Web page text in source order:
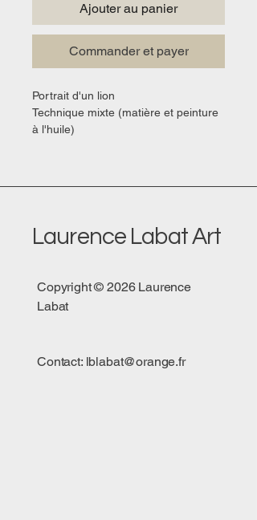
Ajouter au panier
Commander et payer
Portrait d'un lion
Technique mixte (matière et peinture
à l'huile)
Laurence Labat Art
Copyright © 2026 Laurence
Labat
Contact: lblabat@orange.fr